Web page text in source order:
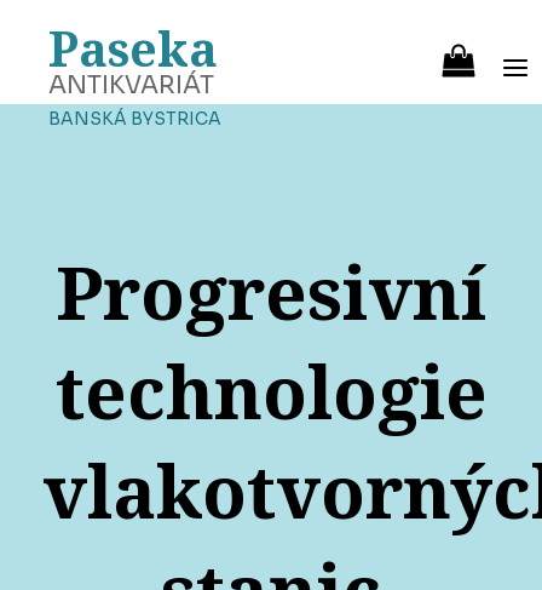
Paseka
ANTIKVARIÁT
BANSKÁ BYSTRICA
Progresivní
technologie